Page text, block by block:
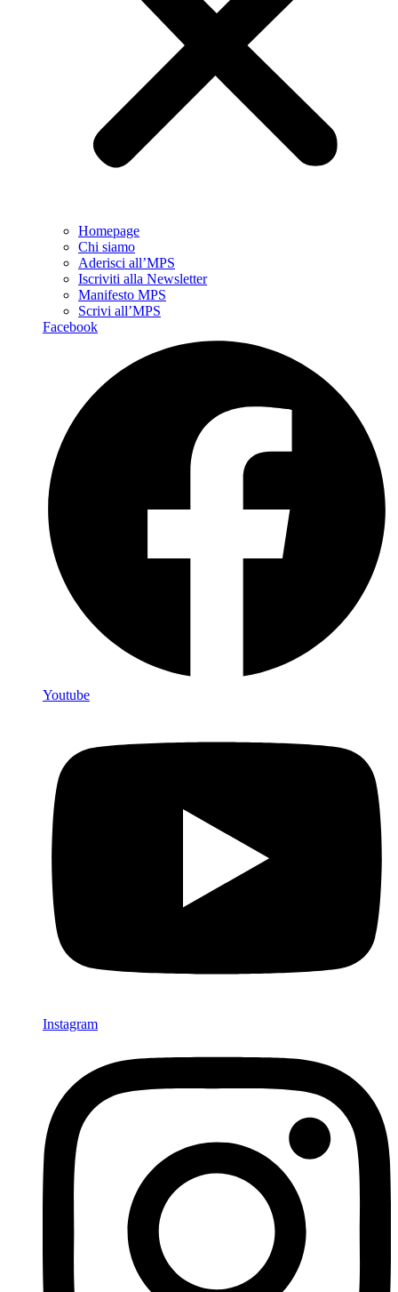
Homepage
Chi siamo
Aderisci all’MPS
Iscriviti alla Newsletter
Manifesto MPS
Scrivi all’MPS
Facebook
Youtube
Instagram